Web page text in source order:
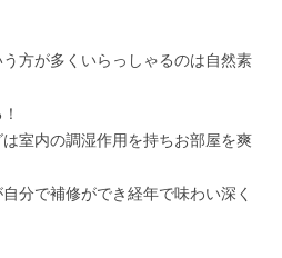
方が多くいらっしゃるのは自然素
室内の調湿作用を持ちお部屋を爽
分で補修ができ経年で味わい深く